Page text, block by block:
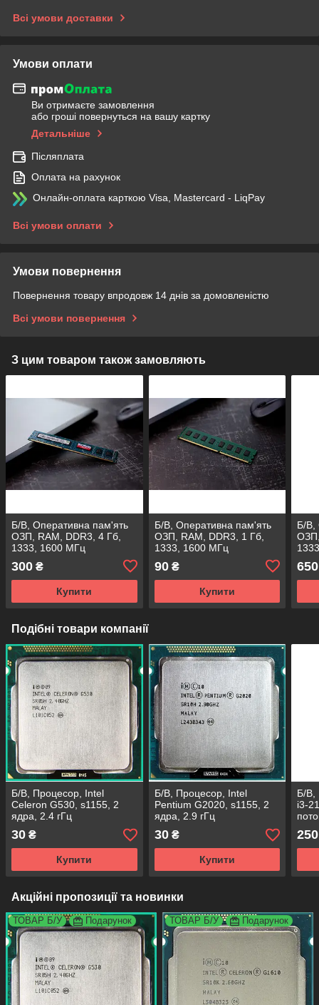
Всі умови доставки
Умови оплати
Ви отримаєте замовлення
або гроші повернуться на вашу картку
Детальніше
Післяплата
Оплата на рахунок
Онлайн-оплата карткою Visa, Mastercard - LiqPay
Всі умови оплати
Умови повернення
Повернення товару впродовж 14 днів за домовленістю
Всі умови повернення
З цим товаром також замовляють
Б/В, Оперативна пам'ять
ОЗП, RAM, DDR3, 4 Гб,
1333, 1600 МГц
300 ₴
Купити
Б/В, Оперативна пам'ять
ОЗП, RAM, DDR3, 1 Гб,
1333, 1600 МГц
90₴
Купити
Б/В,
650
Подібні товари компанії
Б/В, Процесор, Intel
Celeron G530, s1155, 2
ядра, 2.4 гГц
30 ₴
Купити
Б/В, Процесор, Intel
Pentium G2020, s1155, 2
ядра, 2.9 гГц
30₴
Купити
Б/В,
i3-
250
Акційні пропозиції та новинки
ТОВАР Б/У Подарунок ТОВАР Б/У Подарунок